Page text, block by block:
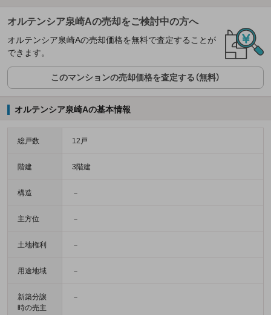
オルテンシア泉崎Aの売却をご検討中の方へ
オルテンシア泉崎Aの売却価格を無料で査定することが
できます。
このマンションの売却価格を査定する（無料）
オルテンシア泉崎Aの基本情報
総戸数 12戸
階建 3階建
構造 －
主方位 －
土地権利 －
用途地域 －
新築分譲
時の売主
－